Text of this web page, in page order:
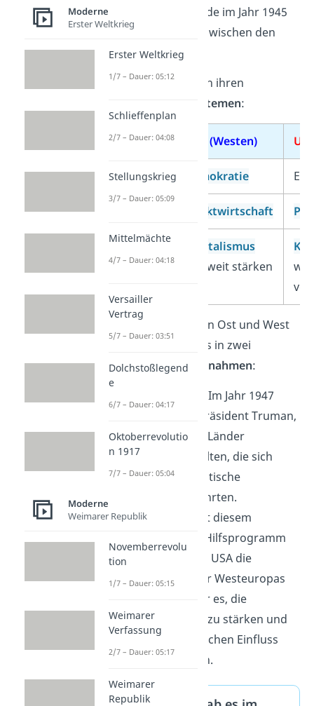
direkt nach Kriegsende im Jahr 1945
begann die Rivalität zwischen den
zwei Supermächten.
Ein Grund dafür lag in ihren
gegensätzlichen Systemen:
USA (Westen)
Politik Demokratie
Marktwirtschaft
Ziel
Kapitalismus
weltweit stärken
Rivalität
zwischen Ost und West
zeigte sich besonders in zwei
amerikanischenMaßnahmen:
Im Jahr 1947
verkündete US-Präsident Truman,
dass die USA alle Länder
unterstützen wollten, die sich
gegen kommunistische
Übernahmen wehrten.
Marshallplan:
Mit diesem
wirtschaftlichen Hilfsprogramm
unterstützten die USA die
zerstörten Länder Westeuropas
finanziell. Ziel war es, die
Demokratie dort zu stärken und
den kommunistischen Einfluss
zurückzudrängen.
Moderne
Erster Weltkrieg
Erster Weltkrieg
1/7 – Dauer: 05:12
Schlieffenplan
2/7 – Dauer: 04:08
Stellungskrieg
3/7 – Dauer: 05:09
Mittelmächte
4/7 – Dauer: 04:18
Versailler
Vertrag
5/7 – Dauer: 03:51
Dolchstoßlegend
e
6/7 – Dauer: 04:17
Oktoberrevolutio
n 1917
7/7 – Dauer: 05:04
Moderne
Weimarer Republik
Novemberrevolu
tion
1/7 – Dauer: 05:15
Weimarer
Verfassung
2/7 – Dauer: 05:17
Weimarer
Republik